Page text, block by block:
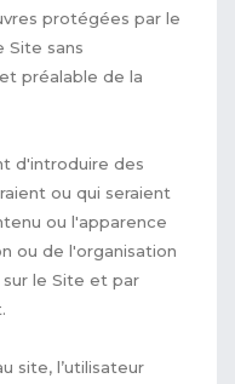
protégées par le
Site sans
préalable de la
d'introduire des
ou qui seraient
ou l'apparence
ou de l'organisation
le Site et par
site, l’utilisateur